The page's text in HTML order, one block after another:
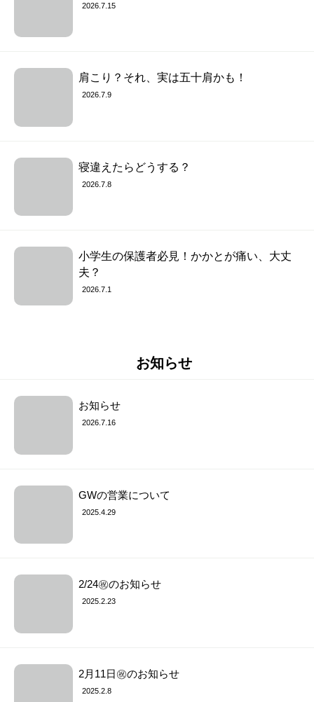
2026.7.15
肩こり？それ、実は五十肩かも！
2026.7.9
寝違えたらどうする？
2026.7.8
小学生の保護者必見！かかとが痛い、大丈
夫？
2026.7.1
お知らせ
お知らせ
2026.7.16
GWの営業について
2025.4.29
2/24㊗︎のお知らせ
2025.2.23
2月11日㊗︎のお知らせ
2025.2.8